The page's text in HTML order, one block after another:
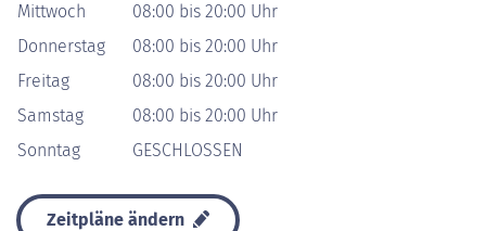
Mittwoch
08:00 bis 20:00 Uhr
Donnerstag
08:00 bis 20:00 Uhr
Freitag
08:00 bis 20:00 Uhr
Samstag
08:00 bis 20:00 Uhr
Sonntag
GESCHLOSSEN
Zeitpläne ändern